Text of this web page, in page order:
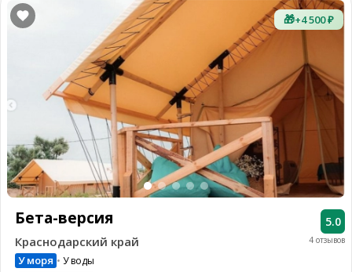
🎁+4 500 ₽
4 отзывов
5.0
Бета-версия
Краснодарский край
У моря У воды